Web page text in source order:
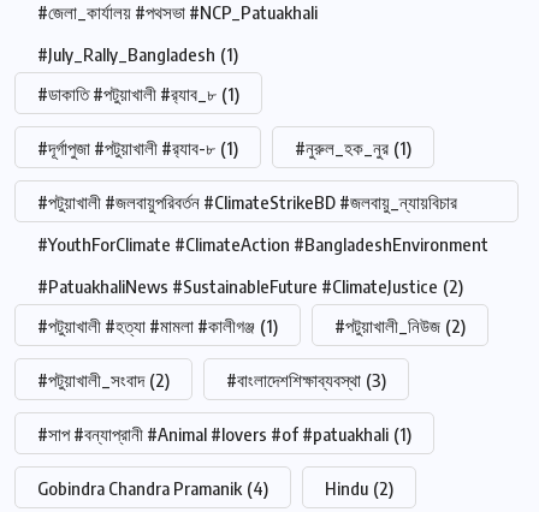
#জেলা_কার্যালয় #পথসভা #NCP_Patuakhali
#July_Rally_Bangladesh (1)
#ডাকাতি #পটুয়াখালী #র‍্যাব_৮ (1)
#দূর্গাপুজা #পটুয়াখালী #র‍্যাব-৮ (1) #নুরুল_হক_নুর (1)
#পটুয়াখালী #জলবায়ুপরিবর্তন #ClimateStrikeBD #জলবায়ু_ন্যায়বিচার
#YouthForClimate #ClimateAction #BangladeshEnvironment
#PatuakhaliNews #SustainableFuture #ClimateJustice (2)
#পটুয়াখালী #হত্যা #মামলা #কালীগঞ্জ (1) #পটুয়াখালী_নিউজ (2)
#পটুয়াখালী_সংবাদ (2) #বাংলাদেশশিক্ষাব্যবস্থা (3)
#সাপ #বন্যাপ্রানী #Animal #lovers #of #patuakhali (1)
Gobindra Chandra Pramanik (4) Hindu (2)